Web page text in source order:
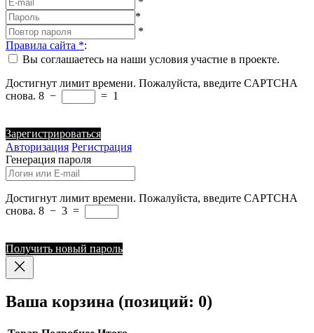
*
*
Правила сайта *:
Вы соглашаетесь на наши условия участие в проекте.
Достигнут лимит времени. Пожалуйста, введите CAPTCHA
снова. 8 − = 1
Зарегистрироваться
Авторизация Регистрация
Генерация пароля
Достигнут лимит времени. Пожалуйста, введите CAPTCHA
снова. 8 − 3 =
Получить новый пароль
Ваша корзина (позиций: 0)